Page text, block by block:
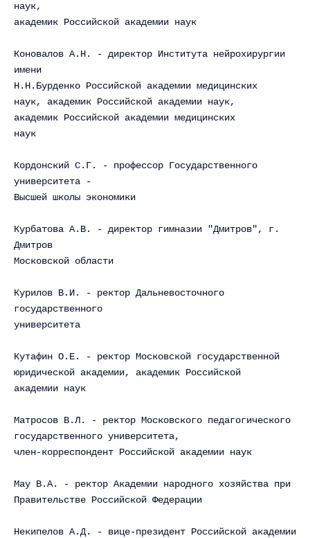
наук,
академик Российской академии наук
Коновалов А.Н. - директор Института нейрохирургии
имени
Н.Н.Бурденко Российской академии медицинских
наук, академик Российской академии наук,
академик Российской академии медицинских
наук
Кордонский С.Г. - профессор Государственного
университета -
Высшей школы экономики
Курбатова А.В. - директор гимназии "Дмитров", г.
Дмитров
Московской области
Курилов В.И. - ректор Дальневосточного
государственного
университета
Кутафин О.Е. - ректор Московской государственной
юридической академии, академик Российской
академии наук
Матросов В.Л. - ректор Московского педагогического
государственного университета,
член-корреспондент Российской академии наук
Мау В.А. - ректор Академии народного хозяйства при
Правительстве Российской Федерации
Некипелов А.Д. - вице-президент Российской академии